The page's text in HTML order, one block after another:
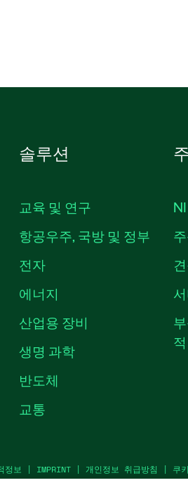
솔루션
교육 및 연구
항공우주, 국방 및 정부
전자
에너지
산업용 장비
생명 과학
반도체
교통
정보 | IMPRINT | 개인정보 취급방침 | 쿠